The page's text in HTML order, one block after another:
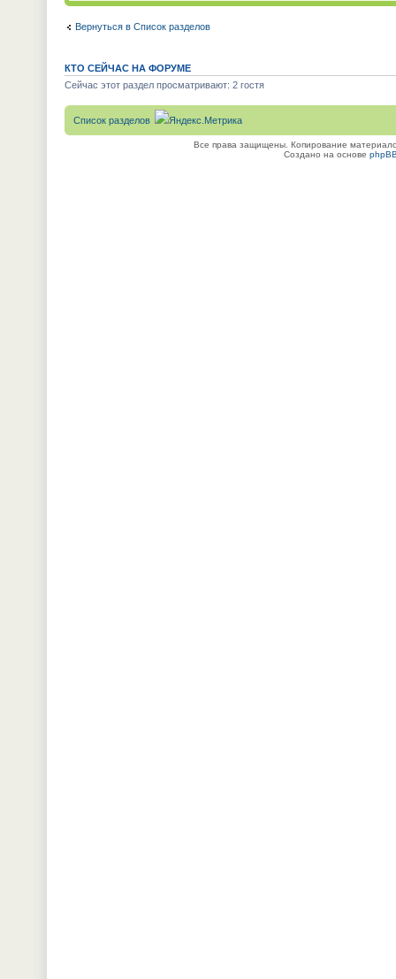
Вернуться в Список разделов
КТО СЕЙЧАС НА ФОРУМЕ
Сейчас этот раздел просматривают: 2 гостя
Список разделов
Все права защищены. Копирование
Создано на основе